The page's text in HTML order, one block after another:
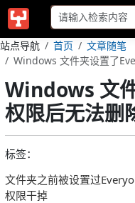
站点导航 首页
文章随笔
Windows 文件夹设置了
Windows 文
权限后无法删
标签：
文件夹之前被设置过
权限干掉